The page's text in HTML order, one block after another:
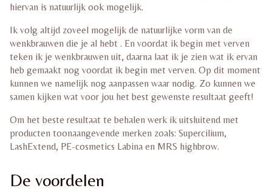
hiervan is natuurlijk ook mogelijk.
Ik volg altijd zoveel mogelijk de natuurlijke vorm van de
wenkbrauwen die je al hebt . En voordat ik begin met verven
teken ik je wenkbrauwen uit, daarna laat ik je zien wat ik ervan
heb gemaakt nog voordat ik begin met verven. Op dit moment
kunnen we namelijk nog aanpassen waar nodig. Zo kunnen we
samen kijken wat voor jou het best gewenste resultaat geeft!
Om het beste resultaat te behalen werk ik uitsluitend met
producten toonaangevende merken zoals: Supercilium,
LashExtend, PE-cosmetics Labina en MRS highbrow.
De voordelen